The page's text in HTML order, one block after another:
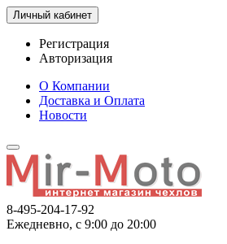
Личный кабинет
Регистрация
Авторизация
О Компании
Доставка и Оплата
Новости
8-495-204-17-92
Ежедневно, с 9:00 до 20:00